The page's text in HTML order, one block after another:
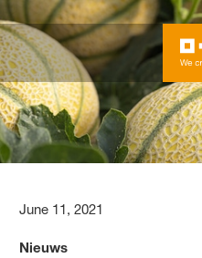
June 11, 2021
Nieuws